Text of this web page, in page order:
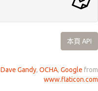
本頁 API
Dave Gandy, OCHA, Google from
www.flaticon.com